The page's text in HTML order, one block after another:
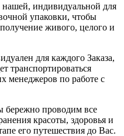
индивидуальной для
упаковки, чтобы
живого, целого и
для каждого Заказа,
транспортироваться
менеджеров по работе с
бережно проводим все
красоты, здоровья и
его путешествия до Вас.